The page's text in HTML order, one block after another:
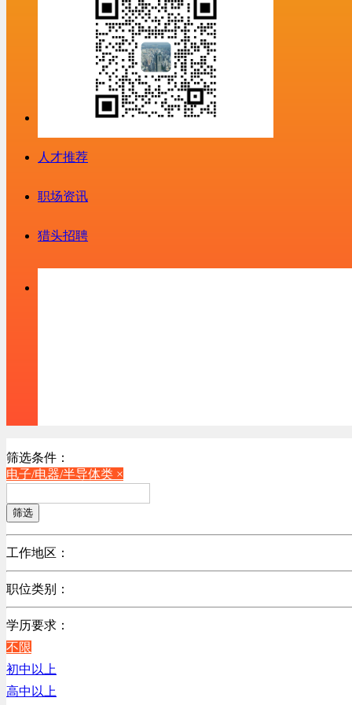
人才推荐
职场资讯
猎头招聘
筛选条件：
电子/电器/半导体类 ×
筛选
工作地区：
不限
广东
江苏
陕西
浙江
辽宁
职位类别：
不限
机械制造/仪器仪表类
计算机硬件类
销售管理类
计算机软件类
学历要求：
不限
初中以上
高中以上